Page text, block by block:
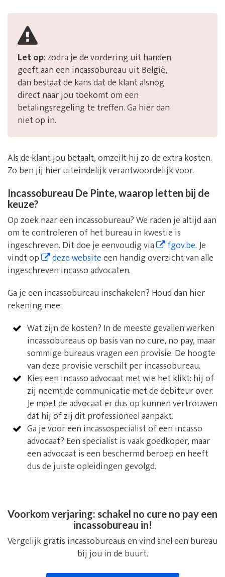
Let op: zodra je de vordering uit handen
geeft aan een incassobureau uit België,
dan bestaat de kans dat de klant alsnog
direct naar jou toekomt om een
betalingsregeling te treffen. Ga hier dan
niet op in.
Als de klant jou betaalt, omzeilt hij zo de extra kosten.
Zo ben jij hier uiteindelijk verantwoordelijk voor.
Incassobureau De Pinte, waarop letten bij de
keuze?
Op zoek naar een incassobureau? We raden je altijd aan
om te controleren of het bureau in kwestie is
ingeschreven. Dit doe je eenvoudig via
fgov.be. Je
vindt op
deze websiteeen handig overzicht van alle
ingeschreven incasso advocaten.
Ga je een incassobureau inschakelen? Houd dan hier
rekening mee:
Wat zijn de kosten? In de meeste gevallen werken
incassobureaus op basis van no cure, no pay, maar
sommige bureaus vragen een provisie. De hoogte
van deze provisie verschilt per incassobureau.
Kies een incasso advocaat met wie het klikt: hij of
zij neemt de communicatie met de debiteur over.
Je moet de advocaat er dus op kunnen vertrouwen
dat hij of zij dit professioneel aanpakt.
Ga je voor een incassospecialist of een incasso
advocaat? Een specialist is vaak goedkoper, maar
een advocaat is een beschermd beroep en heeft
dus de juiste opleidingen gevolgd.
Voorkom verjaring: schakel no cure no pay een
incassobureau in!
Vergelijk gratis incassobureaus en vind snel een bureau
bij jou in de buurt.